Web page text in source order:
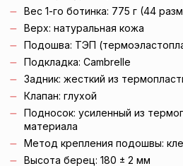
Вес 1-го ботинка: 775 г (44
Верх: натуральная кожа
Подошва: ТЭП
Подкладка: Cambrelle
Задник: жесткий из
Клапан: глухой
Подносок: усиленный из
материала
Метод крепления подошвы:
Высота берец: 180 ± 2 мм